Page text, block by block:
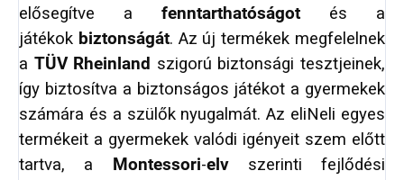
elősegítve a fenntarthatóságot és a
játékok biztonságát. Az új termékek megfelelnek
a TÜV Rheinland szigorú biztonsági tesztjeinek,
így biztosítva a biztonságos játékot a gyermekek
számára és a szülők nyugalmát. Az eliNeli egyes
termékeit a gyermekek valódi igényeit szem előtt
tartva, a Montessori-elvszerinti fejlődési